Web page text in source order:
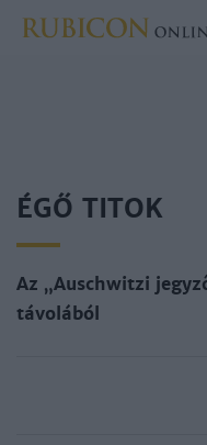
ÉGŐ TITOK
Az „Auschwitzi
távolából